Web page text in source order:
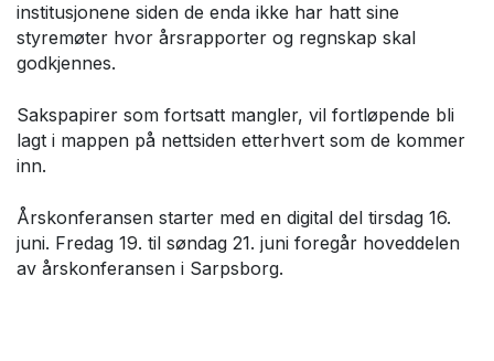
institusjonene siden de enda ikke har hatt sine
styremøter hvor årsrapporter og regnskap skal
godkjennes.
Sakspapirer som fortsatt mangler, vil fortløpende bli
lagt i mappen på nettsiden etterhvert som de kommer
inn.
Årskonferansen starter med en digital del tirsdag 16.
juni. Fredag 19. til søndag 21. juni foregår hoveddelen
av årskonferansen i Sarpsborg.